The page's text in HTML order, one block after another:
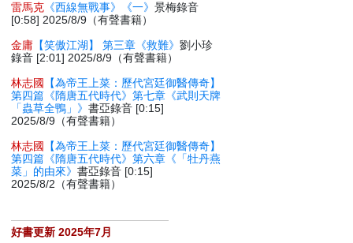
雷馬克 《西線無戰事》《一》景梅錄音
[0:58] 2025/8/9（有聲書籍）
金庸 【笑傲江湖】 第三章《救難》劉小珍
錄音 [2:01] 2025/8/9（有聲書籍）
林志國
【為帝王上菜：歷代宮廷御醫傳奇】
第四篇《隋唐五代時代》第七章《武則天牌
「蟲草全鴨」》書亞錄音 [0:15]
2025/8/9（有聲書籍）
林志國
【為帝王上菜：歷代宮廷御醫傳奇】
第四篇《隋唐五代時代》第六章《「牡丹燕
菜」的由來》書亞錄音 [0:15]
2025/8/2（有聲書籍）
好書更新 2025年7月